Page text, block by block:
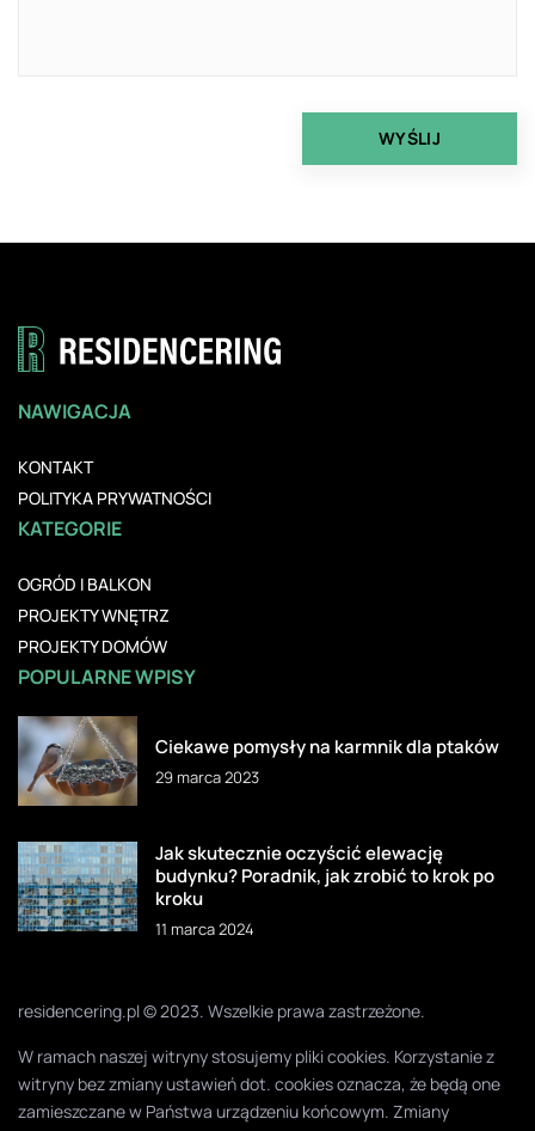
NAWIGACJA
KONTAKT
POLITYKA PRYWATNOŚCI
KATEGORIE
OGRÓD I BALKON
PROJEKTY WNĘTRZ
PROJEKTY DOMÓW
POPULARNE WPISY
Ciekawe pomysły na karmnik dla ptaków
29 marca 2023
Jak skutecznie oczyścić elewację
budynku? Poradnik, jak zrobić to krok po
kroku
11 marca 2024
residencering.pl © 2023. Wszelkie prawa zastrzeżone.
W ramach naszej witryny stosujemy pliki cookies. Korzystanie z
witryny bez zmiany ustawień dot. cookies oznacza, że będą one
zamieszczane w Państwa urządzeniu końcowym. Zmiany